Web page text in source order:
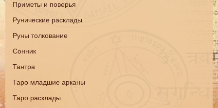
Приметы и поверья
Рунические расклады
Руны толкование
Сонник
Тантра
Таро младшие арканы
Таро расклады